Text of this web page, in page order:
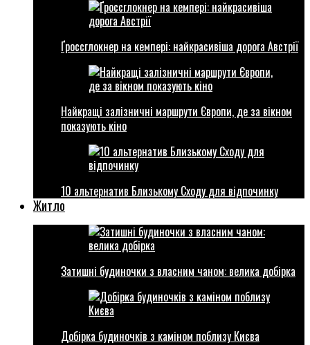
Ґроссглокнер на кемпері: найкрасивіша дорога Австрії
Найкращі залізничні маршрути Європи, де за вікном
показують кіно
10 альтернатив Близькому Сходу для відпочинку
Житло
Затишні будиночки з власним чаном: велика добірка
Добірка будиночків з каміном поблизу Києва